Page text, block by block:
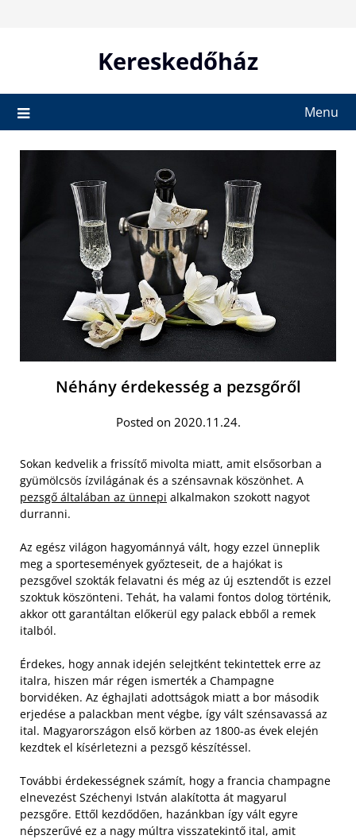
Kereskedőház
Menu
Néhány érdekesség a pezsgőről
Posted on 2020.11.24.
Sokan kedvelik a frissítő mivolta miatt, amit elsősorban a
gyümölcsös ízvilágának és a szénsavnak köszönhet. A
pezsgő általában az ünnepi alkalmakon szokott nagyot
durranni.
Az egész világon hagyománnyá vált, hogy ezzel ünneplik
meg a sportesemények győzteseit, de a hajókat is
pezsgővel szokták felavatni és még az új esztendőt is ezzel
szoktuk köszönteni. Tehát, ha valami fontos dolog történik,
akkor ott garantáltan előkerül egy palack ebből a remek
italból.
Érdekes, hogy annak idején selejtként tekintettek erre az
italra, hiszen már régen ismerték a Champagne
borvidéken. Az éghajlati adottságok miatt a bor második
erjedése a palackban ment végbe, így vált szénsavassá az
ital. Magyarországon első körben az 1800-as évek elején
kezdtek el kísérletezni a pezsgő készítéssel.
További érdekességnek számít, hogy a francia champagne
elnevezést Széchenyi István alakította át magyarul
pezsgőre. Ettől kezdődően, hazánkban így vált egyre
népszerűvé ez a nagy múltra visszatekintő ital, amit